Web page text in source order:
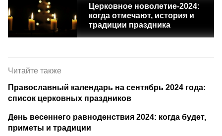
Церковное новолетие-2024:
когда отмечают, история и
традиции праздника
Читайте также
Православный календарь на сентябрь 2024 года:
список церковных праздников
День весеннего равноденствия 2024: когда будет,
приметы и традиции